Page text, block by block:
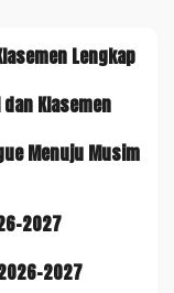
Lengkap
Klasemen
Menuju Musim
2027
2027